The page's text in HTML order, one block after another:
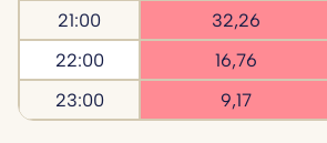
21:00
32,26
22:00
16,76
23:00
9,17